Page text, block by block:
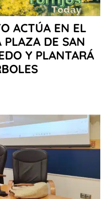
ACTÚA EN EL
DE SAN
Y PLANTARÁ